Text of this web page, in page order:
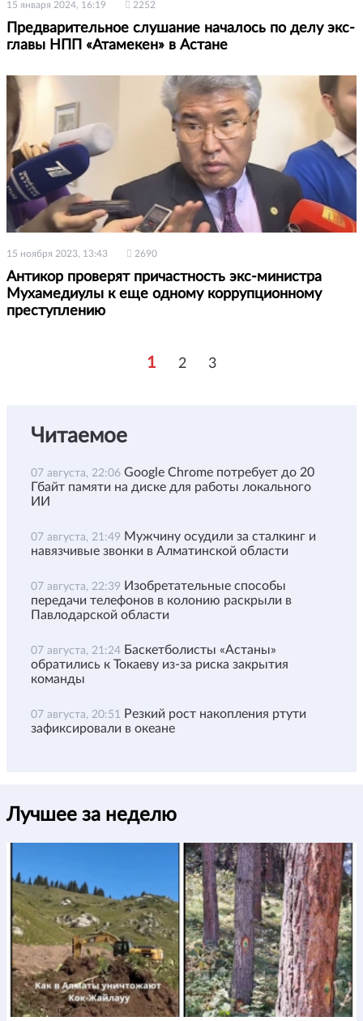
15 января 2024, 16:19 2252
Предварительное слушание началось по делу экс-
главы НПП «Атамекен» в Астане
15 ноября 2023, 13:43 2690
Антикор проверят причастность экс-министра
Мухамедиулы к еще одному коррупционному
преступлению
1 2 3
Читаемое
07 августа, 22:06 Google Chrome потребует до 20
Гбайт памяти на диске для работы локального
ИИ
07 августа, 21:49 Мужчину осудили за сталкинг и
навязчивые звонки в Алматинской области
07 августа, 22:39 Изобретательные способы
передачи телефонов в колонию раскрыли в
Павлодарской области
07 августа, 21:24 Баскетболисты «Астаны»
обратились к Токаеву из-за риска закрытия
команды
07 августа, 20:51
Резкий рост накопления ртути
зафиксировали в океане
Лучшее за неделю